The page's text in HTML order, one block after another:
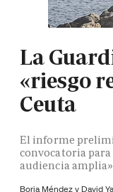
La
«riesgo
Ceuta
El informe
convocatoria
audiencia amplia»
Borja Méndez y David